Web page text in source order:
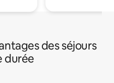
des séjours
durée